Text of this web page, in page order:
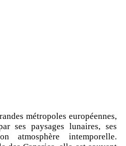
métropoles européennes,
ses paysages lunaires, ses
atmosphère intemporelle.